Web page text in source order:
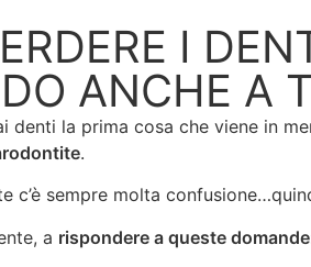
I
ANCHE A
denti la prima cosa che viene in
.
c’è sempre molta
a rispondere a queste domande